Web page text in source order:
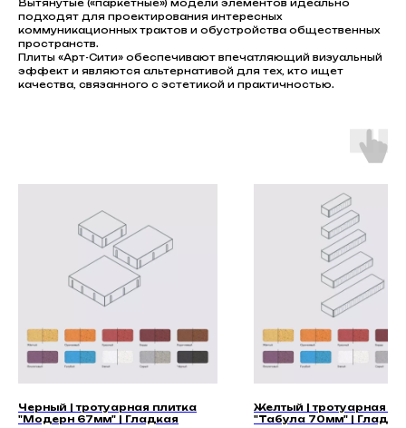
Вытянутые («паркетные») модели элементов идеально
подходят для проектирования интересных
коммуникационных трактов и обустройства общественных
пространств.
Плиты «Арт-Сити» обеспечивают впечатляющий визуальный
эффект и являются альтернативой для тех, кто ищет
качества, связанного с эстетикой и практичностью.
Черный | тротуарная плитка
"Модерн 67мм" | Гладкая
Желтый | тротуарная
"Табула 70мм" |